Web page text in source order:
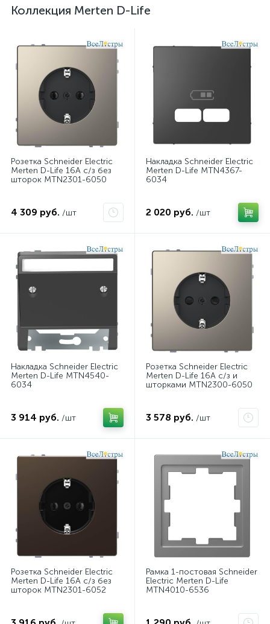
Коллекция Merten D-Life
Розетка Schneider Electric
Merten D-Life 16A с/з без
шторок MTN2301-6050
4 309 руб. /шт
Накладка Schneider Electric
Merten D-Life MTN4367-
6034
2 020 руб. /шт
Накладка Schneider Electric
Merten D-Life MTN4540-
6034
3 914 руб. /шт
Розетка Schneider Electric
Merten D-Life 16A с/з и
шторками MTN2300-6050
3 578 руб. /шт
Розетка Schneider Electric
Merten D-Life 16A с/з без
шторок MTN2301-6052
Рамка 1-постовая Schneider
Electric Merten D-Life
MTN4010-6536